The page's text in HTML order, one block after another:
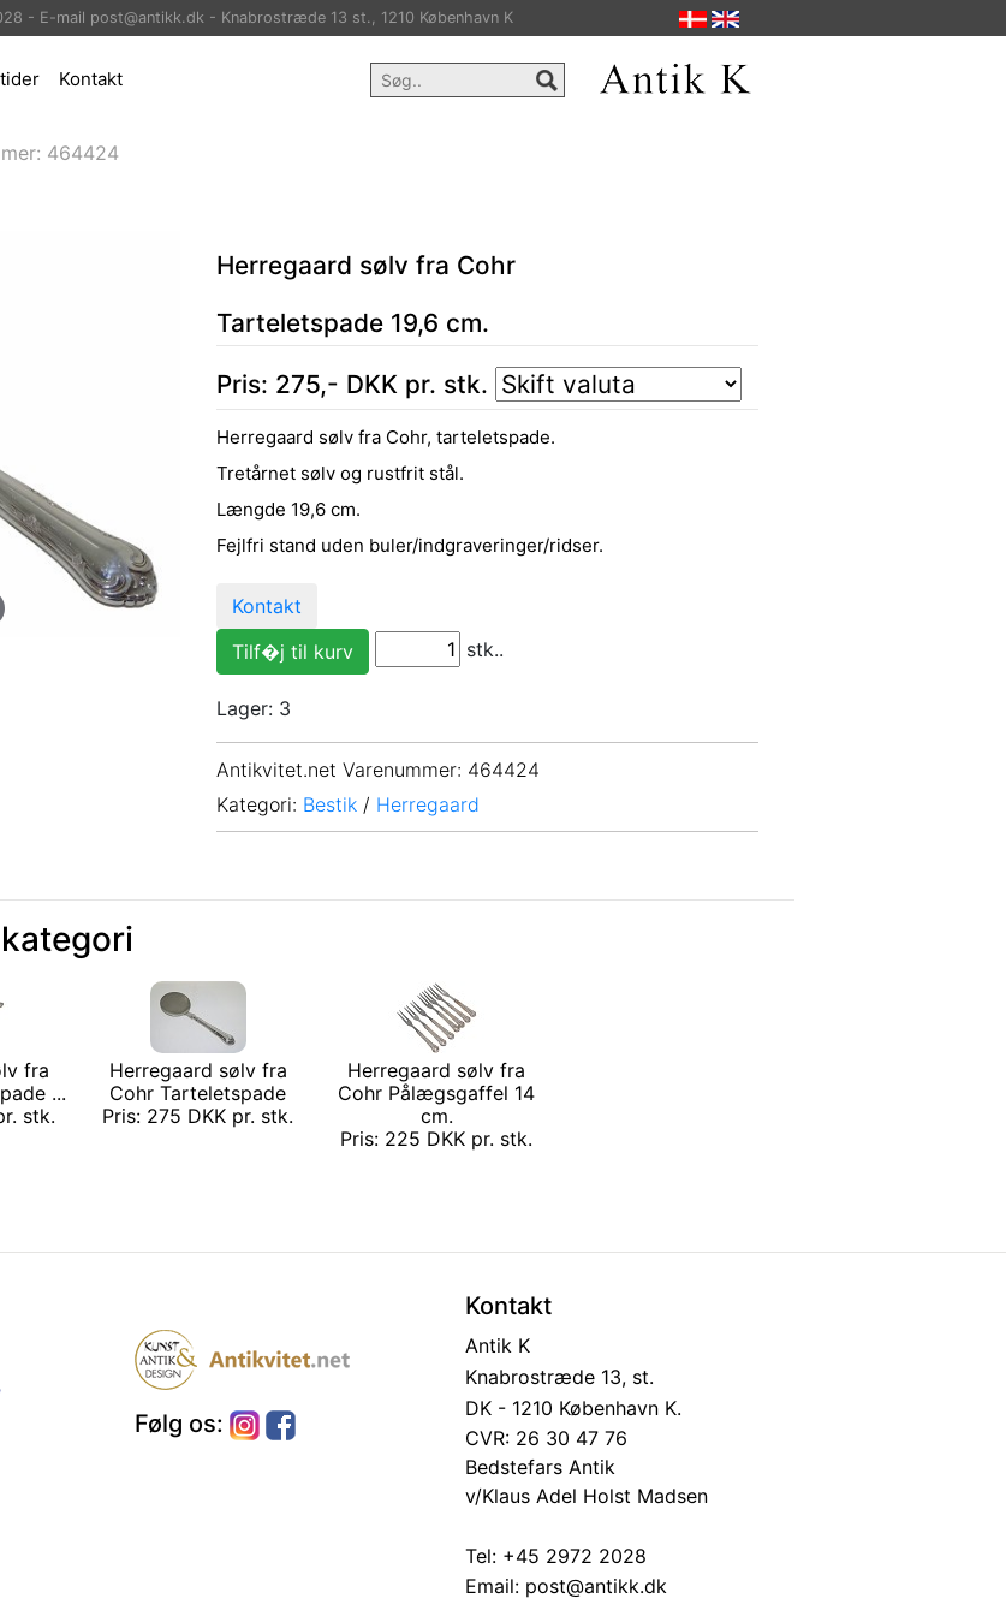
- E-mail post@antikk.dk - Knabrostræde 13 st., 1210 København K
Kontakt
464424
Herregaard sølv fra Cohr
Tarteletspade 19,6 cm.
Pris: 275,- DKK pr. stk.
Herregaard sølv fra Cohr, tarteletspade.
Tretårnet sølv og rustfrit stål.
Længde 19,6 cm.
Fejlfri stand uden buler/indgraveringer/ridser.
Kontakt
stk..
Lager: 3
Antikvitet.net Varenummer: 464424
Kategori: Bestik / Herregaard
fra
...
stk.
Herregaard sølv fra
Cohr Tarteletspade
Pris: 275 DKK pr. stk.
Herregaard sølv fra
Cohr Pålægsgaffel 14
cm.
Pris: 225 DKK pr. stk.
Følg os:
Kontakt
Antik K
Knabrostræde 13, st.
DK - 1210 København K.
CVR: 26 30 47 76
Bedstefars Antik
v/Klaus Adel Holst Madsen
Tel: +45 2972 2028
Email:post@antikk.dk